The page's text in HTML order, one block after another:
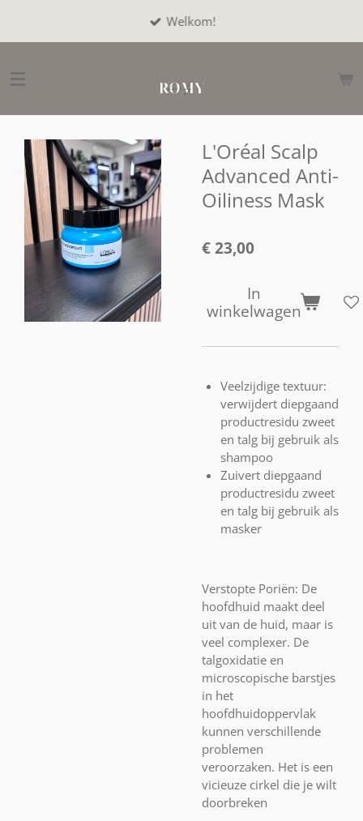
de
hoofdinhoud
Welkom!
L'Oréal Scalp
Advanced Anti-
Oiliness Mask
€ 23,00
In
winkelwagen
Veelzijdige textuur:
verwijdert diepgaand
productresidu zweet
en talg bij gebruik als
shampoo
Zuivert diepgaand
productresidu zweet
en talg bij gebruik als
masker
Verstopte Poriën: De
hoofdhuid maakt deel
uit van de huid, maar is
veel complexer. De
talgoxidatie en
microscopische barstjes
in het
hoofdhuidoppervlak
kunnen verschillende
problemen
veroorzaken. Het is een
vicieuze cirkel die je wilt
doorbreken